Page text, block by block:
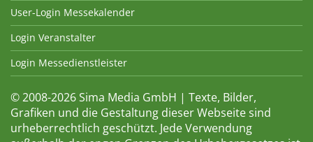
User-Login Messekalender
Login Veranstalter
Login Messedienstleister
© 2008-2026 Sima Media GmbH | Texte, Bilder,
Grafiken und die Gestaltung dieser Webseite sind
urheberrechtlich geschützt. Jede Verwendung